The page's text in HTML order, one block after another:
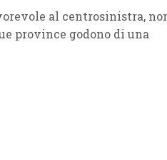
al centrosinistra,
province godono di una